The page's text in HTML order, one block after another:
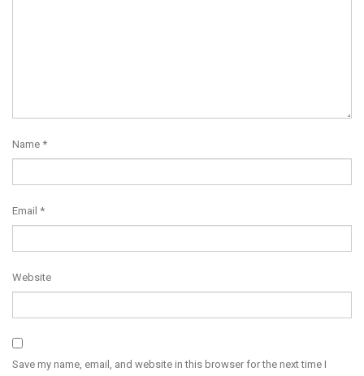
Name *
Email *
Website
Save my name, email, and website in this browser for the next time I